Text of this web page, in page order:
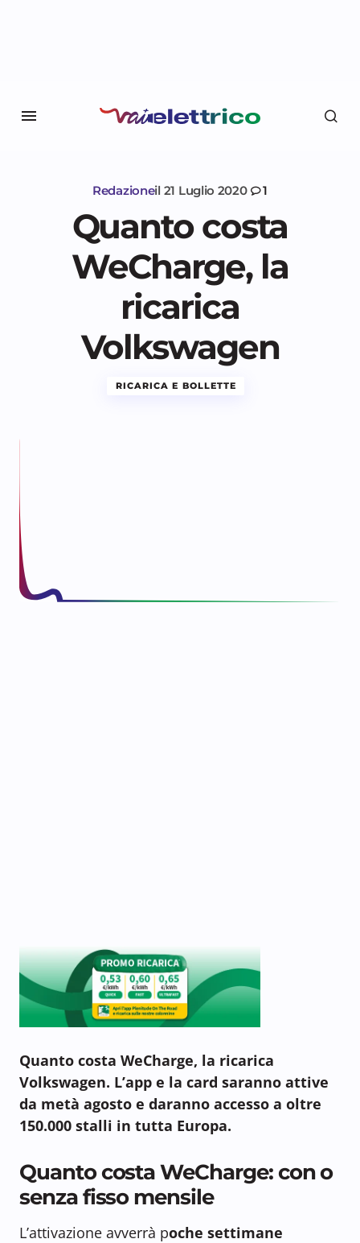
Redazioneil 21 Luglio 2020 1
Quanto costa
WeCharge, la
ricarica
Volkswagen
RICARICA E BOLLETTE
Quanto costa WeCharge, la ricarica
Volkswagen. L’app e la card saranno attive
da metà agosto e daranno accesso a oltre
150.000 stalli in tutta Europa.
Quanto costa WeCharge: con o
senza fisso mensile
L’attivazione avverrà poche settimane